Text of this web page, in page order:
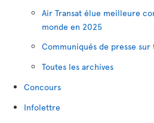
Air Transat élue meilleure
monde en 2025
Communiqués de presse sur
Toutes les archives
Concours
Infolettre